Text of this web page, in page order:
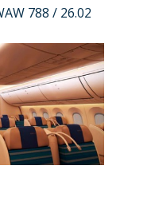
788 / 26.02